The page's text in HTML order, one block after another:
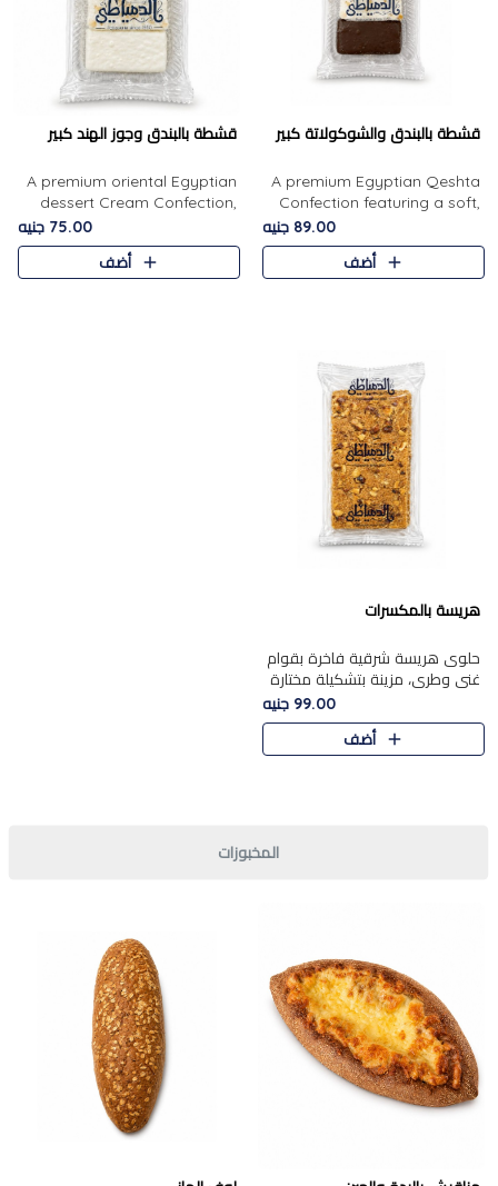
قشطة بالبندق والشوكولاتة كبير
A premium Egyptian Qeshta
Confection featuring a soft,
creamy texture paired with a
rich layer of premium
chocolate and the distinctive
89.00 جنيه
أضف
قشطة بالبندق وجوز الهند كبير
A premium oriental Egyptian
dessert Cream Confection,
featuring a soft, creamy
texture and the distinctive
flavor of roasted hazelnuts.
75.00 جنيه
أضف
هريسة بالمكسرات
حلوى هريسة شرقية فاخرة بقوام
غني وطري، مزينة بتشكيلة مختارة
من المكسرات الفاخرة التي تضيف
قرمشة مميزة ونكهة غنية في كل
قطعة. تجمع بين المذاق..
99.00 جنيه
أضف
المخبوزات